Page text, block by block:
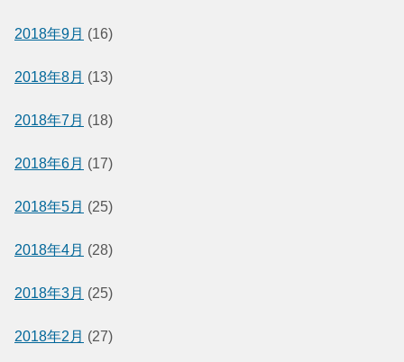
2018年9月 (16)
2018年8月 (13)
2018年7月 (18)
2018年6月 (17)
2018年5月 (25)
2018年4月 (28)
2018年3月 (25)
2018年2月 (27)